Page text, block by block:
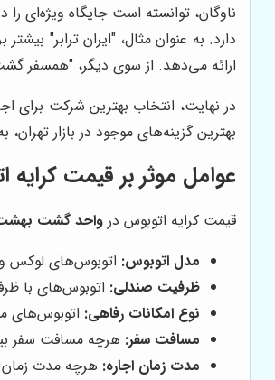
ناوگان، توانسته است جایگاه ویژه‌ای
دارد. به عنوان مثال، "ایران ترابر"
ارائه می‌دهد. از سوی دیگر، "همسفر
در نهایت، انتخاب بهترین شرکت برای
بهترین گزینه‌های موجود در بازار
عوامل موثر بر قیمت
قیمت کرایه اتوبوس در واحد گشت
مدل اتوبوس: اتوبوس‌های لوکس و VIP، معمولاً قیمت بالاتری نسبت به اتوبوس‌های معمولی دارند.
ظرفیت صندلی: اتوبوس‌های با
نوع امکانات رفاهی: اتوبوس‌های
مسافت سفر: هرچه مسافت سفر
مدت زمان اجاره: هرچه مدت زمان